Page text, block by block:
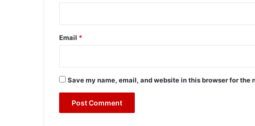
Email *
Save my name, email, and website in this browser for the